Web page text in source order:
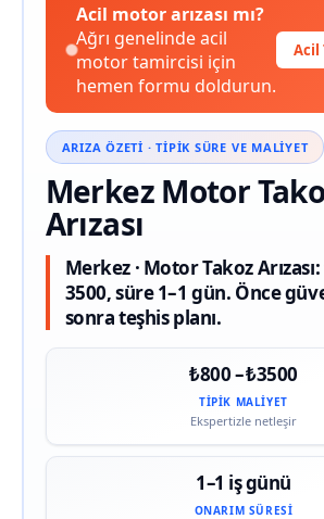
Acil motor arızası mı?
Ağrı genelinde acil
motor tamircisi için
hemen formu doldurun.
Acil
ARIZA ÖZETI · TIPIK SÜRE VE MALIYET
Merkez Motor
Arızası
Merkez · Motor Takoz
3500, süre 1–1 gün. Önce
sonra teşhis planı.
₺800 – ₺3500
TIPIK MALIYET
Ekspertizle netleşir
1–1 iş günü
ONARIM SÜRESI